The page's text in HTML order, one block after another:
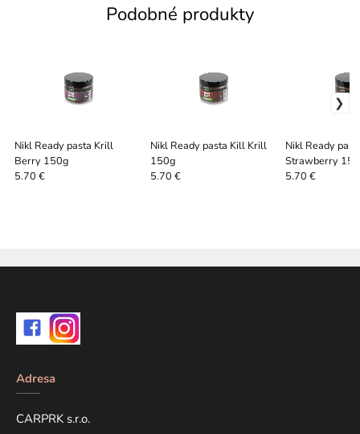
Podobné produkty
Nikl Ready pasta Krill
Berry 150g
5.70 €
Nikl Ready pasta Kill Krill
150g
5.70 €
Nikl Ready
Strawberry
5.70 €
Adresa
CARPRK s.r.o.